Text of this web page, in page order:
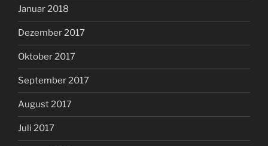
Januar 2018
Dezember 2017
Oktober 2017
September 2017
August 2017
Juli 2017